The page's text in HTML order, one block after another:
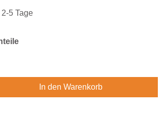
5 Tage
auswählen
den gewünschten Wert ein
In den Warenkorb